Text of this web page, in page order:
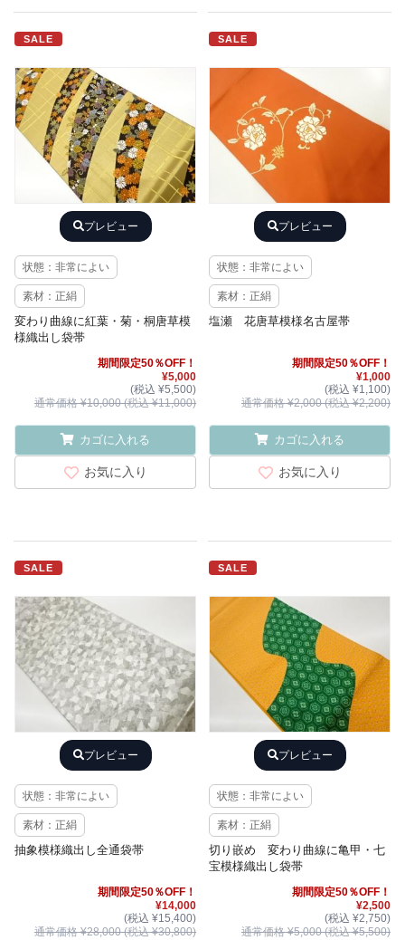
SALE
プレビュー
状態：非常によい
素材：正絹
変わり曲線に紅葉・菊・桐唐草模
様織出し袋帯
期間限定50％OFF！
¥5,000
(税込 ¥5,500)
通常価格 ¥10,000 (税込 ¥11,000)
カゴに入れる
お気に入り
SALE
プレビュー
状態：非常によい
素材：正絹
塩瀬 花唐草模様名古屋帯
期間限定50％OFF！
¥1,000
(税込 ¥1,100)
通常価格 ¥2,000 (税込 ¥2,200)
カゴに入れる
お気に入り
SALE
プレビュー
状態：非常によい
素材：正絹
抽象模様織出し全通袋帯
期間限定50％OFF！
¥14,000
(税込 ¥15,400)
通常価格 ¥28,000 (税込 ¥30,800)
SALE
プレビュー
状態：非常によい
素材：正絹
切り嵌め 変わり曲線に亀甲・七
宝模様織出し袋帯
期間限定50％OFF！
¥2,500
(税込 ¥2,750)
通常価格 ¥5,000 (税込 ¥5,500)